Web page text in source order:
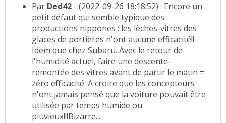
Par Ded42 - (2022-09-26 18:18:52) : Encore un
petit défaut qui semble typique des
productions nippones : les lèches-vitres des
glaces de portières n'ont aucune efficacité!!
Idem que chez Subaru. Avec le retour de
l'humidité actuel, faire une descente-
remontée des vitres avant de partir le matin =
zéro efficacité. A croire que les concepteurs
n'ont jamais pensé que la voiture pouvait être
utilisée par temps humide ou
pluvieux!!!Bizarre...